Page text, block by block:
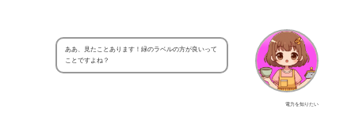
電力を知りたい
ああ、見たことあります！緑のラベルの方が良いって
ことですよね？